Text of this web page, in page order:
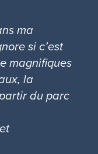
ma
si c’est
magnifiques
la
du parc